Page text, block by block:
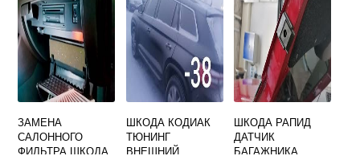
ЗАМЕНА
САЛОННОГО
ФИЛЬТРА ШКОДА
ШКОДА КОДИАК
ТЮНИНГ
ВНЕШНИЙ
ШКОДА РАПИД
ДАТЧИК
БАГАЖНИКА